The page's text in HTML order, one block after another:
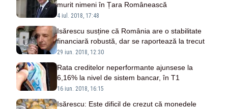
murit nimeni în Țara Românească
4 iul. 2018, 17:48
Isărescu susține că România are o stabilitate
financiară robustă, dar se raportează la trecut
29 iun. 2018, 12:30
Rata creditelor neperformante ajunsese la
6,16% la nivel de sistem bancar, în T1
16 iun. 2018, 16:15
Isărescu: Este dificil de crezut că monedele